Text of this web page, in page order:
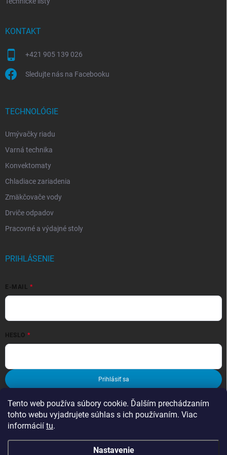
Tento web používa súbory cookie. Ďalším prechádzaním
tohto webu vyjadrujete súhlas s ich používaním. Viac
informácií tu.
Nastavenie
KONTAKT
+421 905 139 026
Sledujte nás na Facebooku
TECHNOLÓGIE
Umývačky riadu
Varná technika
Konvektomaty
Chladiace zariadenia
Zmäkčovače vody
Drviče odpadov
Pracovné a výdajné stoly
PRIHLÁSENIE
E-MAIL
HESLO
Prihlásiť sa